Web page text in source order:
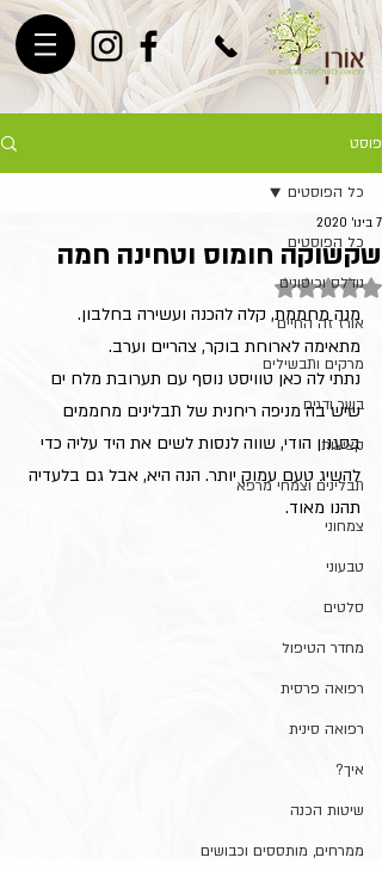
פוסט
כל הפוסטים
נודלס וכיסונים
אורז זה החיים
מרקים ותבשילים
בשר ודגים
קציצות
תבלינים וצמחי מרפא
צמחוני
טבעוני
סלטים
מחדר הטיפול
רפואה פרסית
רפואה סינית
איך?
שיטות הכנה
ממרחים, מותססים וכבושים
כל הפוסטים
שקשוקה חומוס וטחינה חמה
7 בינו׳ 2020
דירוג של NaN מתוך 5 כוכבים
מנה מחממת, קלה להכנה ועשירה בחלבון.
מתאימה לארוחת בוקר, צהריים וערב.
נתתי לה כאן טוויסט נוסף עם תערובת מלח ים
שיש בה מניפה ריחנית של תבלינים מחממים
בסגנון הודי, שווה לנסות לשים את היד עליה כדי
להשיג טעם עמוק יותר. הנה היא, אבל גם בלעדיה
תהנו מאוד.